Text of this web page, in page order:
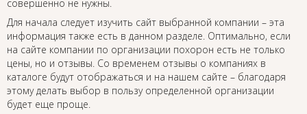
совершенно не нужны.
Для начала следует изучить сайт выбранной компании – эта
информация также есть в данном разделе. Оптимально, если
на сайте компании по организации похорон есть не только
цены, но и отзывы. Со временем отзывы о компаниях в
каталоге будут отображаться и на нашем сайте – благодаря
этому делать выбор в пользу определенной организации
будет еще проще.